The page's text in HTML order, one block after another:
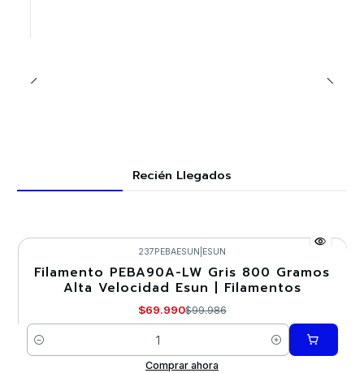
Recién Llegados
-30%
237PEBAESUN ESUN
Filamento PEBA90A-LW Gris 800 Gramos
Alta Velocidad Esun | Filamentos
$69.990$99.986
Cantidad
Comprar ahora